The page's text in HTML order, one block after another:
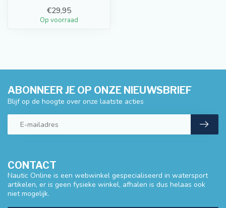
€29,95
Op voorraad
CONTACT
Nautic Online is een webwinkel gespecialiseerd in watersport
artikelen, er is geen fysieke winkel, afhalen is dus helaas ook
niet mogelijk.
ABONNEER JE OP ONZE NIEUWSBRIEF
Blijf op de hoogte over onze laatste acties